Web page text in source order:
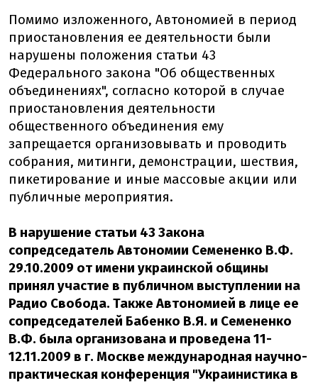
Помимо изложенного, Автономией в период
приостановления ее деятельности были
нарушены положения статьи 43
Федерального закона "Об общественных
объединениях", согласно которой в случае
приостановления деятельности
общественного объединения ему
запрещается организовывать и проводить
собрания, митинги, демонстрации, шествия,
пикетирование и иные массовые акции или
публичные мероприятия.
В нарушение статьи 43 Закона
сопредседатель Автономии Семененко В.Ф.
29.10.2009 от имени украинской общины
принял участие в публичном выступлении на
Радио Свобода. Также Автономией в лице ее
сопредседателей Бабенко В.Я. и Семененко
В.Ф. была организована и проведена 11-
12.11.2009 в г. Москве международная научно-
практическая конференция "Украинистика в